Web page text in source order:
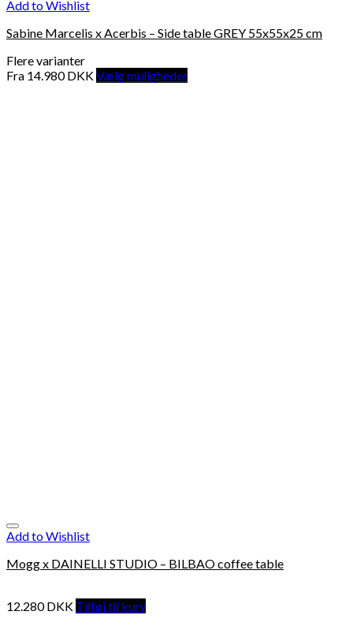
Add to Wishlist
Sabine Marcelis x Acerbis – Side table GREY 55x55x25 cm
Flere varianter
Fra 14.980DKKVælg muligheder
Add to Wishlist
Mogg x DAINELLI STUDIO – BILBAO coffee table
12.280DKK Tilføj til kurv